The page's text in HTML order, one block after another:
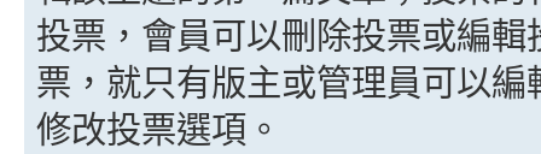
投票，會員可以刪除投票或編
票，就只有版主或管理員可以
修改投票選項。